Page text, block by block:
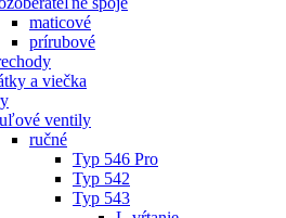
maticové
prírubové
a viečka
ventily
ručné
Typ 546 Pro
Typ 542
Typ 543